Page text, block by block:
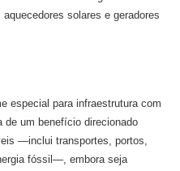
solares e geradores
especial para infraestrutura com
um benefício direcionado
—inclui transportes, portos,
fóssil—, embora seja